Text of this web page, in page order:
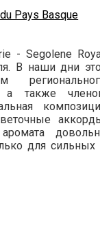
Pays Basque
- Sеgolеne
В наши дни
а также
для сильных